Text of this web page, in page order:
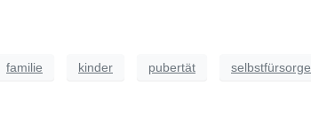
familie kinder pubertät selbstfürsorge